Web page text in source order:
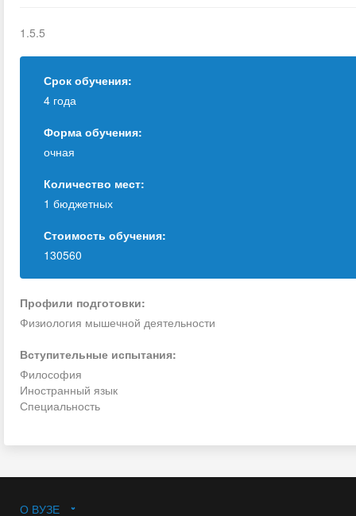
1.5.5
Срок обучения:
4 года
Форма обучения:
очная
Количество мест:
1 бюджетных
Стоимость обучения:
130560
Профили подготовки:
Физиология мышечной деятельности
Вступительные испытания:
Философия
Иностранный язык
Специальность
О ВУЗЕ